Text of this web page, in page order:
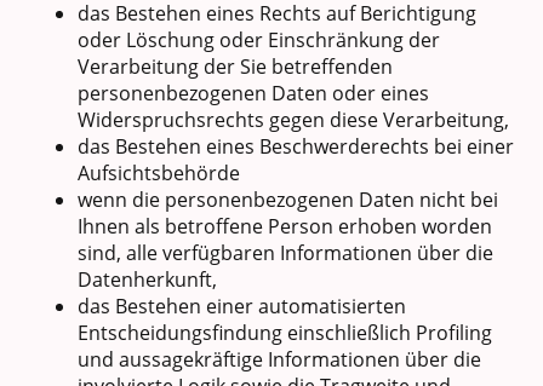
das Bestehen eines Rechts auf Berichtigung
oder Löschung oder Einschränkung der
Verarbeitung der Sie betreffenden
personenbezogenen Daten oder eines
Widerspruchsrechts gegen diese Verarbeitung,
das Bestehen eines Beschwerderechts bei einer
Aufsichtsbehörde
wenn die personenbezogenen Daten nicht bei
Ihnen als betroffene Person erhoben worden
sind, alle verfügbaren Informationen über die
Datenherkunft,
das Bestehen einer automatisierten
Entscheidungsfindung einschließlich Profiling
und aussagekräftige Informationen über die